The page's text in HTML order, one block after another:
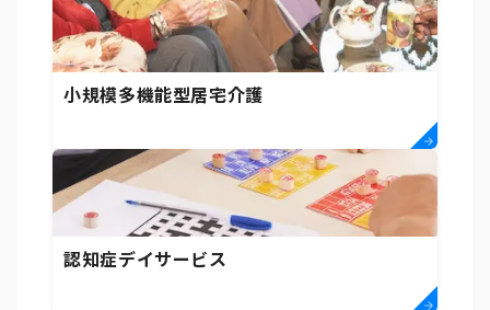
小規模多機能型居宅介護
認知症デイサービス